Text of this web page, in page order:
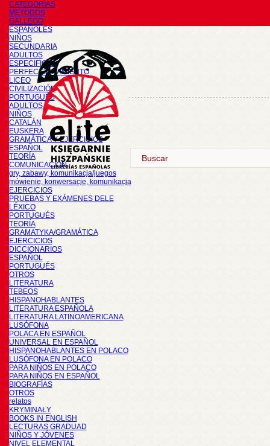
CATEGORÍAS
METODOS
GALLEGO
ESPAÑOLES
NIÑOS
SECUNDARIA
ADULTOS
ESPECIFICOS
PERFECCIONAMIENTO
LICEO
CIVILIZACIÓN
PORTUGUÉS
ADULTOS
NIÑOS
CATALÁN
EUSKERA
GRAMÁTICA Y EJERCICIOS
ESPAÑOL
TEORÍA
COMUNICACIÓN
gry, zabawy, komunikacja/juegos
mówienie, konwersacje, komunikacja
EJERCICIOS
PRUEBAS Y EXÁMENES DELE
LÉXICO
PORTUGUÉS
TEORÍA
GRAMATYKA/GRAMÁTICA
EJERCICIOS
DICCIONARIOS
ESPAÑOL
PORTUGUÉS
OTROS
LITERATURA
TEBEOS
HISPANOHABLANTES
LITERATURA ESPAÑOLA
LITERATURA LATINOAMERICANA
LUSÓFONA
POLACA EN ESPAÑOL
UNIVERSAL EN ESPAÑOL
HISPANOHABLANTES EN POLACO
LUSÓFONA EN POLACO
PARA NIÑOS EN POLACO
PARA NIÑOS EN ESPAÑOL
BIOGRAFÍAS
OTROS
relatos
KRYMINAŁY
BOOKS IN ENGLISH
LECTURAS GRADUAD
NIÑOS Y JÓVENES
NIVEL ELEMENTAL